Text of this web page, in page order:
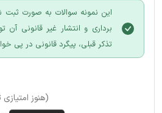
این نمونه سوالات به صورت
برداری و انتشار غیر قانونی
تذکر قبلی، پیگرد قانونی در پی
(هنوز